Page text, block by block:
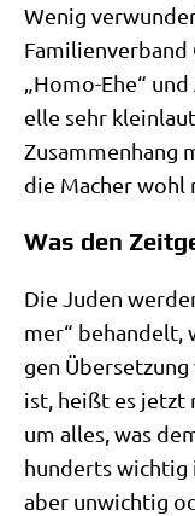
Wenig
Fami­li­en­ver­band
„Homo-Ehe“
el­le sehr
Zusam­men­hang
die Macher wohl
Was den
Die Juden
mer“ behan­delt,
gen
ist, heißt es jetzt
um alles, was
hun­derts wich­tig
aber unwich­tig